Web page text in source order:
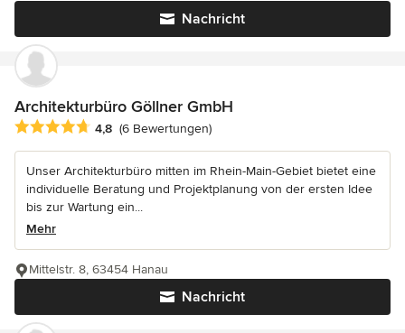
Nachricht
Architekturbüro Göllner GmbH
Durchschnittliche Bewertung: 4.8 von 5 Sternen
4,8 (6 Bewertungen)
Unser Architekturbüro mitten im Rhein-Main-Gebiet bietet eine
individuelle Beratung und Projektplanung von der ersten Idee
bis zur Wartung ein...
Mehr
Nachricht
Mittelstr. 8, 63454 Hanau